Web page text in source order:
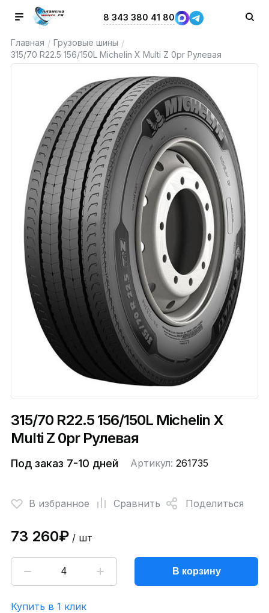
8 343 380 41 80
Главная / Грузовые шины /
315/70 R22.5 156/150L Michelin X Multi Z 0pr Рулевая
315/70 R22.5 156/150L Michelin X
Multi Z 0pr Рулевая
Под заказ 7-10 дней Артикул: 261735
В избранное Сравнить Поделиться
73 260₽/ шт
В корзину
Купить в 1 клик